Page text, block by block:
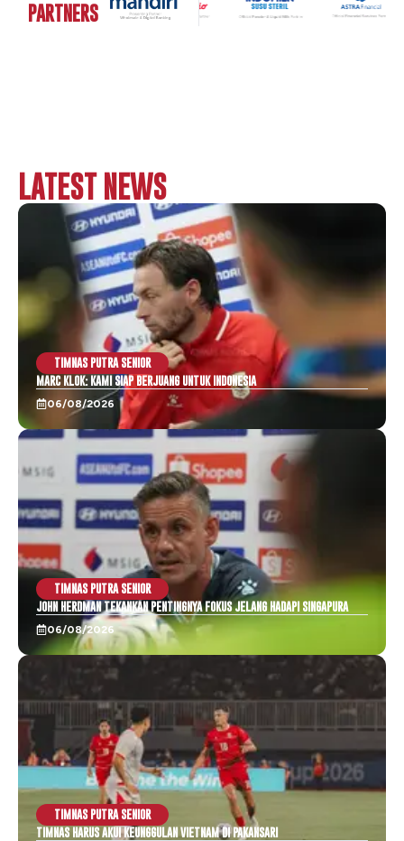
PARTNERS
LATEST NEWS
TIMNAS PUTRA SENIOR
MARC KLOK: KAMI SIAP BERJUANG UNTUK INDONESIA
06/08/2026
TIMNAS PUTRA SENIOR
JOHN HERDMAN TEKANKAN PENTINGNYA FOKUS JELANG HADAPI SINGAPURA
06/08/2026
TIMNAS PUTRA SENIOR
TIMNAS HARUS AKUI KEUNGGULAN VIETNAM DI PAKANSARI